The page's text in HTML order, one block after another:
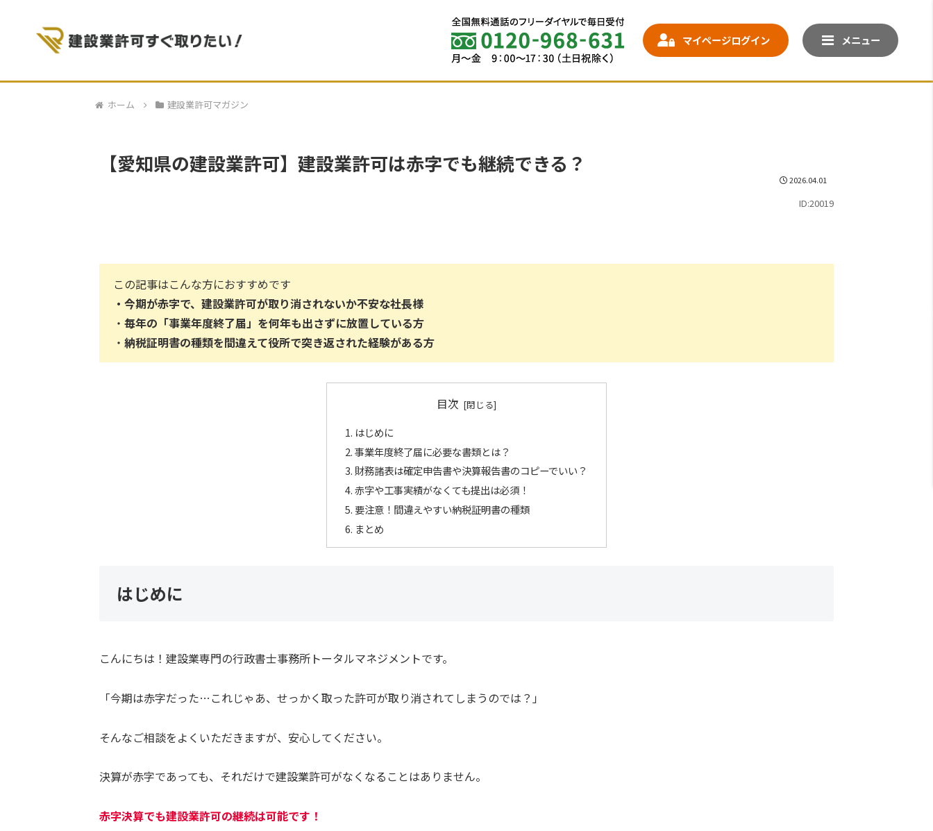
マイページログイン メニュー
ホーム 建設業許可マガジン
【愛知県の建設業許可】建設業許可は赤字でも継続できる？
2026.04.01
ID:20019
この記事はこんな方におすすめです
・ 今期が赤字で、建設業許可が取り消されないか不安な社長様
・ 毎年の「事業年度終了届」を何年も出さずに放置している方
・ 納税証明書の種類を間違えて役所で突き返された経験がある方
目次
はじめに
事業年度終了届に必要な書類とは？
財務諸表は確定申告書や決算報告書のコピーでいい？
赤字や工事実績がなくても提出は必須！
要注意！間違えやすい納税証明書の種類
まとめ
はじめに
こんにちは！建設業専門の行政書士事務所トータルマネジメントです。
「今期は赤字だった…これじゃあ、せっかく取った許可が取り消されてしまうのでは？」
そんなご相談をよくいただきますが、安心してください。
決算が赤字であっても、それだけで建設業許可がなくなることはありません。
赤字決算でも建設業許可の継続は可能です！